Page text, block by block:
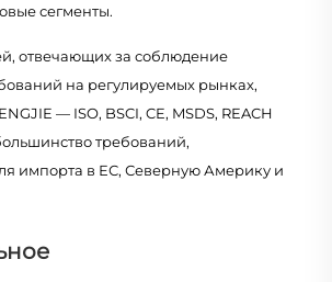
сегменты.
отвечающих за соблюдение
на регулируемых рынках,
— ISO, BSCI, CE, MSDS, REACH
требований,
импорта в ЕС, Северную Америку и